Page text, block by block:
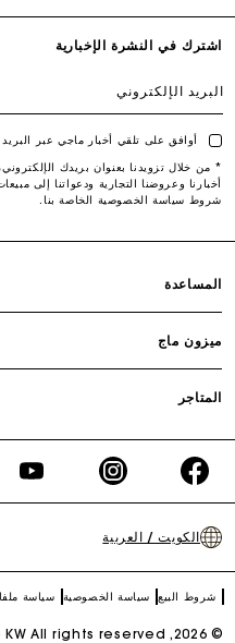
المساعدة
ميزون ماج
المتاجر
اشترك في النشرة الإخبارية
البريد الإلكتروني
أوافق على تلقي أخبار ماجي عبر البريد
* من خلال تزويدنا بعنوان بريدك
شروط سياسة الخصوصية الخاصة بنا.
Facebook
Instagram
الكويت / العربية
© 2026,
All rights reserved.
شروط البيع سياسة الخصوصية سياسة